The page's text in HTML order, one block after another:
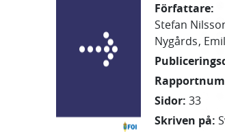
Författare:
Stefan
Nygårds Emil
Sidor: 33
Skriven på: